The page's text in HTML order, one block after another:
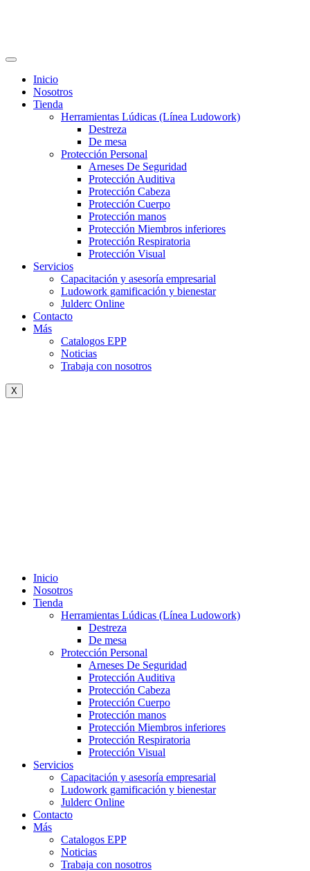
Inicio
Nosotros
Tienda
Herramientas Lúdicas (Línea Ludowork)
Destreza
De mesa
Protección Personal
Arneses De Seguridad
Protección Auditiva
Protección Cabeza
Protección Cuerpo
Protección manos
Protección Miembros inferiores
Protección Respiratoria
Protección Visual
Servicios
Capacitación y asesoría empresarial
Ludowork gamificación y bienestar
Julderc Online
Contacto
Más
Catalogos EPP
Noticias
Trabaja con nosotros
X
Inicio
Nosotros
Tienda
Herramientas Lúdicas (Línea Ludowork)
Destreza
De mesa
Protección Personal
Arneses De Seguridad
Protección Auditiva
Protección Cabeza
Protección Cuerpo
Protección manos
Protección Miembros inferiores
Protección Respiratoria
Protección Visual
Servicios
Capacitación y asesoría empresarial
Ludowork gamificación y bienestar
Julderc Online
Contacto
Más
Catalogos EPP
Noticias
Trabaja con nosotros